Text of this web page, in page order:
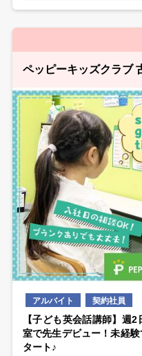
ペッピーキッズクラブ
アルバイト 契約社員
【子ども英会話講師】週
室で先生デビュー！未経
タート♪